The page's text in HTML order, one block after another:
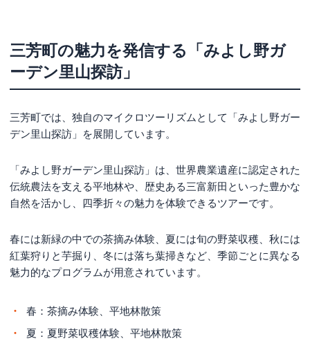
三芳町の魅力を発信する「みよし野ガ
ーデン里山探訪」
三芳町では、独自のマイクロツーリズムとして「みよし野ガー
デン里山探訪」を展開しています。
「みよし野ガーデン里山探訪」は、世界農業遺産に認定された
伝統農法を支える平地林や、歴史ある三富新田といった豊かな
自然を活かし、四季折々の魅力を体験できるツアーです。
春には新緑の中での茶摘み体験、夏には旬の野菜収穫、秋には
紅葉狩りと芋掘り、冬には落ち葉掃きなど、季節ごとに異なる
魅力的なプログラムが用意されています。
春：茶摘み体験、平地林散策
夏：夏野菜収穫体験、平地林散策